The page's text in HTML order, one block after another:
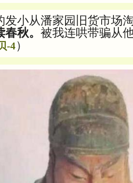
发小从潘家园旧货市场
秋。 被我连哄带骗从
-4）